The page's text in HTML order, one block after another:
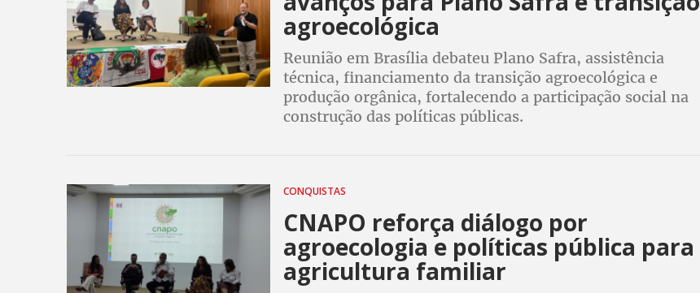
agroecológica
Reunião em Brasília debateu Plano Safra, assistência
técnica, financiamento da transição agroecológica e
produção orgânica, fortalecendo a participação social na
construção das políticas públicas.
CONQUISTAS
CNAPO reforça diálogo por
agroecologia e políticas pública para
agricultura familiar